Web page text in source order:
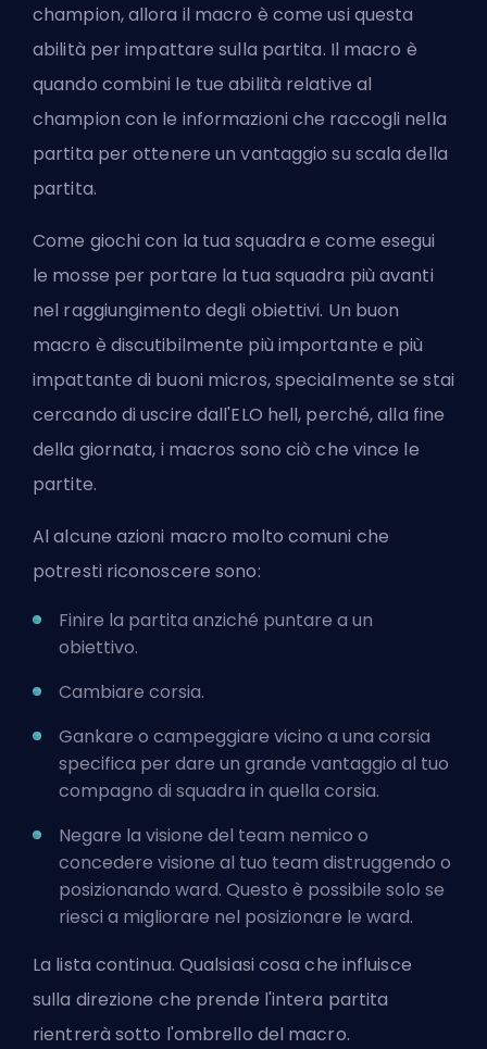
champion, allora il macro è come usi questa
abilità per impattare sulla partita. Il macro è
quando combini le tue abilità relative al
champion con le informazioni che raccogli nella
partita per ottenere un vantaggio su scala della
partita.
Come giochi con la tua squadra e come esegui
le mosse per portare la tua squadra più avanti
nel raggiungimento degli obiettivi. Un buon
macro è discutibilmente più importante e più
impattante di buoni micros, specialmente se stai
cercando diuscire dall'ELO hell, perché, alla fine
della giornata, i macros sono ciò che vince le
partite.
Al alcune azioni macro molto comuni che
potresti riconoscere sono:
Finire la partita anziché puntare a un
obiettivo.
Cambiare corsia.
Gankare o campeggiare vicino a una corsia
specifica per dare un grande vantaggio al tuo
compagno di squadra in quella corsia.
Negare la visione del team nemico o
concedere visione al tuo team distruggendo o
posizionando ward. Questo è possibile solo se
riesci a migliorare nel posizionare le ward.
La lista continua. Qualsiasi cosa che influisce
sulla direzione che prende l'intera partita
rientrerà sotto l'ombrello del macro.